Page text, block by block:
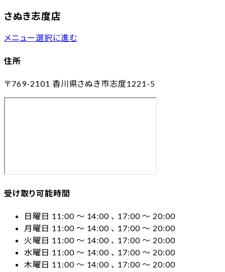
さぬき志度店
メニュー選択に進む
住所
〒769-2101 香川県さぬき市志度1221-5
受け取り可能時間
日曜日 11:00 〜 14:00 、 17:00 〜 20:00
月曜日 11:00 〜 14:00 、 17:00 〜 20:00
火曜日 11:00 〜 14:00 、 17:00 〜 20:00
水曜日 11:00 〜 14:00 、 17:00 〜 20:00
木曜日 11:00 〜 14:00 、 17:00 〜 20:00